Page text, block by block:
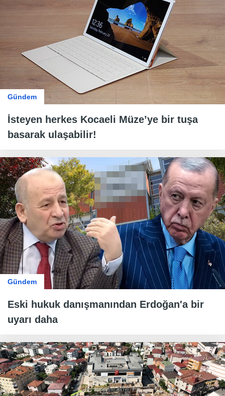
Gündem
İsteyen herkes Kocaeli Müze’ye bir tuşa
basarak ulaşabilir!
Gündem
Eski hukuk danışmanından Erdoğan'a bir
uyarı daha